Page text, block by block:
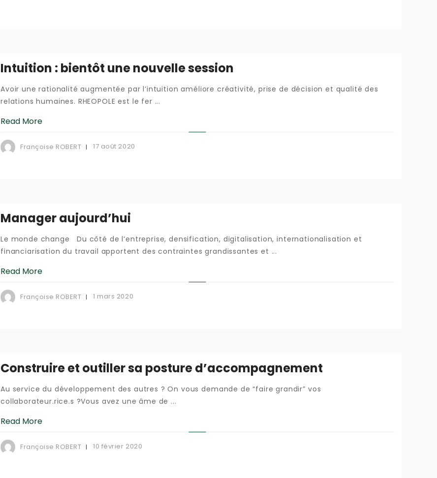
Intuition : bientôt une nouvelle session
Avoir une rationalité augmentée par l’intuition améliore créativité, prise de décision et qualité des
relations humaines. RHEOPOLE est le fer ...
Read More
Françoise ROBERT 17 août 2020
Manager aujourd’hui
Le monde change Du côté de l’entreprise, densification, digitalisation, internationalisation et
financiarisation du travail apportent des contraintes grandissantes et ...
Read More
Françoise ROBERT 1 mars 2020
Construire et outiller sa posture d’accompagnement
Au service du développement des autres ? On vous demande de “faire grandir” vos
collaborateur.rice.s ?Vous avez une âme de ...
Read More
Françoise ROBERT 10 février 2020